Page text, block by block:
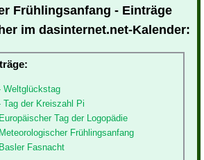
Frühlingsanfang - Einträge
im dasinternet.net-Kalender:
Weltglückstag
Tag der Kreiszahl Pi
Tag der Logopädie
Frühlingsanfang
Fasnacht